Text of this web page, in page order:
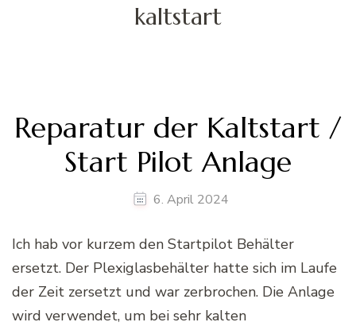
kaltstart
Reparatur der Kaltstart /
Start Pilot Anlage
6. April 2024
Ich hab vor kurzem den Startpilot Behälter
ersetzt. Der Plexiglasbehälter hatte sich im Laufe
der Zeit zersetzt und war zerbrochen. Die Anlage
wird verwendet, um bei sehr kalten